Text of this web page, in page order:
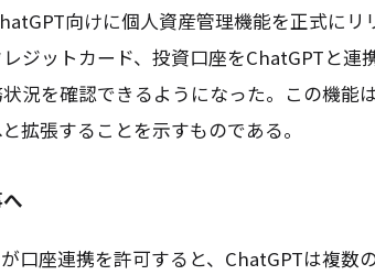
向けに個人資産管理機能を正式にリ
ジットカード、投資口座をChatGPTと連
況を確認できるようになった。この機能
拡張することを示すものである。
口座連携を許可すると、ChatGPTは複数